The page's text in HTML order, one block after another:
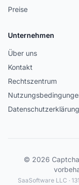
Preise
Unternehmen
Über uns
Kontakt
Rechtszentrum
Datenschutzerklärung
© 2026
SaaSoftware LLC ·